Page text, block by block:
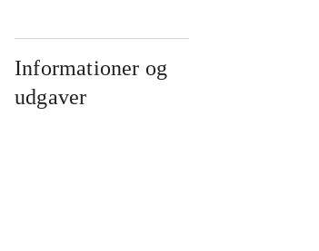
Informationer og
udgaver